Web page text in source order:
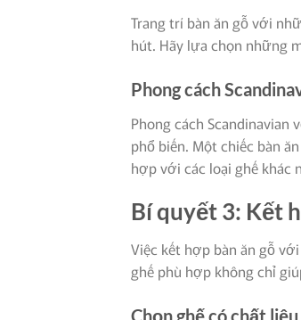
Trang trí bàn ăn gỗ với
hút. Hãy lựa chọn những
Phong cách
Phong cách
phổ biến. Một chiếc bàn
hợp với các loại ghế khác
Bí quyết 3: Kết
Việc kết hợp bàn ăn gỗ
ghế phù hợp không chỉ
Chọn ghế có chất